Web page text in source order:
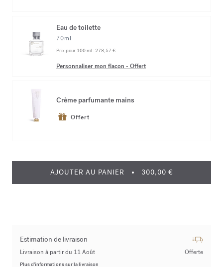
Eau de toilette
70ml
Prix pour 100 ml : 278,57 €
Personnaliser mon flacon - Offert
Crème parfumante mains
Offert
AJOUTER AU PANIER 300,00 €
Estimation de livraison
Livraison à partir du 11 Août Offerte
Plus d’informations sur la livraison